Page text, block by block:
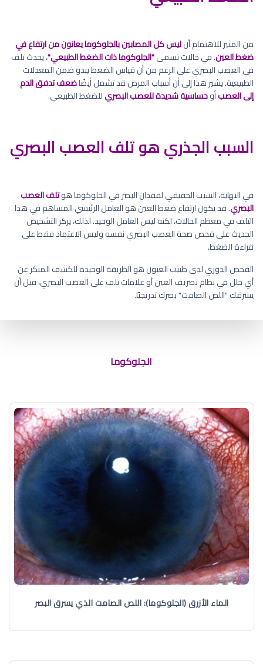
من المثير للاهتمام أنليس كل المصابين بالجلوكوما يعانون من ارتفاع في
ضغط العين. في حالات تسمى"الجلوكوما ذات الضغط الطبيعي"، يحدث تلف
في العصب البصري على الرغم من أن قياس الضغط يبدو ضمن المعدلات
الطبيعية. يشير هذا إلى أن أسباب المرض قد تشمل أيضًاضعف تدفق الدم
إلى العصبأوحساسية شديدة للعصب البصريللضغط الطبيعي.
السبب الجذري هو تلف العصب البصري
في النهاية، السبب الحقيقي لفقدان البصر في الجلوكوما هوتلف العصب
البصري. قد يكون ارتفاع ضغط العين هو العامل الرئيسي المساهم في هذا
التلف في معظم الحالات، لكنه ليس العامل الوحيد. لذلك، يركز التشخيص
الحديث على فحص صحة العصب البصري نفسه وليس الاعتماد فقط على
قراءة الضغط.
الفحص الدوري لدى طبيب العيون هو الطريقة الوحيدة للكشف المبكر عن
أي خلل في نظام تصريف العين أو علامات تلف على العصب البصري، قبل أن
يسرقك "اللص الصامت" بصرك تدريجيًا.
الجلوكوما
الماء الأزرق (الجلوكوما): اللص الصامت الذي يسرق البصر